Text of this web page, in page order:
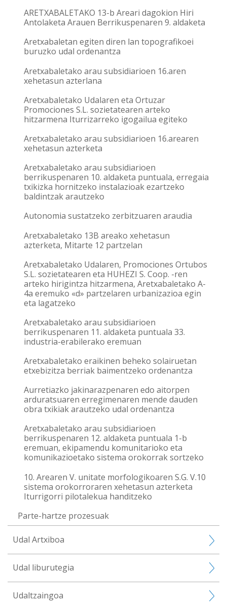
ARETXABALETAKO 13-b Areari dagokion Hiri
Antolaketa Arauen Berrikuspenaren 9. aldaketa
Aretxabaletan egiten diren lan topografikoei
buruzko udal ordenantza
Aretxabaletako arau subsidiarioen 16.aren
xehetasun azterlana
Aretxabaletako Udalaren eta Ortuzar
Promociones S.L. sozietatearen arteko
hitzarmena Iturrizarreko igogailua egiteko
Aretxabaletako arau subsidiarioen 16.arearen
xehetasun azterketa
Aretxabaletako arau subsidiarioen
berrikuspenaren 10. aldaketa puntuala, erregaia
txikizka hornitzeko instalazioak ezartzeko
baldintzak arautzeko
Autonomia sustatzeko zerbitzuaren araudia
Aretxabaletako 13B areako xehetasun
azterketa, Mitarte 12 partzelan
Aretxabaletako Udalaren, Promociones Ortubos
S.L. sozietatearen eta HUHEZI S. Coop. -ren
arteko hirigintza hitzarmena, Aretxabaletako A-
4a eremuko «d» partzelaren urbanizazioa egin
eta lagatzeko
Aretxabaletako arau subsidiarioen
berrikuspenaren 11. aldaketa puntuala 33.
industria-erabilerako eremuan
Aretxabaletako eraikinen beheko solairuetan
etxebizitza berriak baimentzeko ordenantza
Aurretiazko jakinarazpenaren edo aitorpen
arduratsuaren erregimenaren mende dauden
obra txikiak arautzeko udal ordenantza
Aretxabaletako arau subsidiarioen
berrikuspenaren 12. aldaketa puntuala 1-b
eremuan, ekipamendu komunitarioko eta
komunikazioetako sistema orokorrak sortzeko
10. Arearen V. unitate morfologikoaren S.G. V.10
sistema orokorroraren xehetasun azterketa
Iturrigorri pilotalekua handitzeko
Parte-hartze prozesuak
Udal Artxiboa
Udal liburutegia
Udaltzaingoa